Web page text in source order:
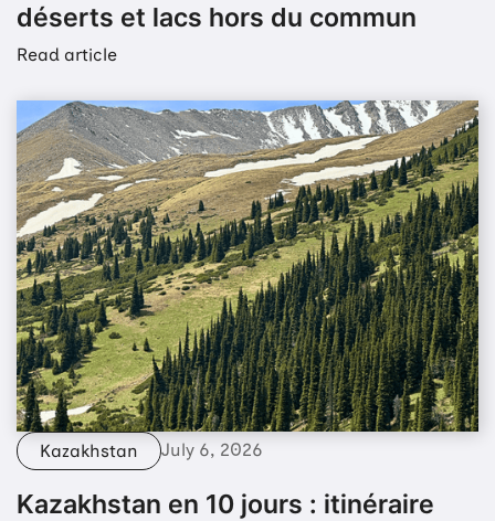
déserts et lacs hors du commun
Read article
Kazakhstan July 6, 2026
Kazakhstan en 10 jours : itinéraire